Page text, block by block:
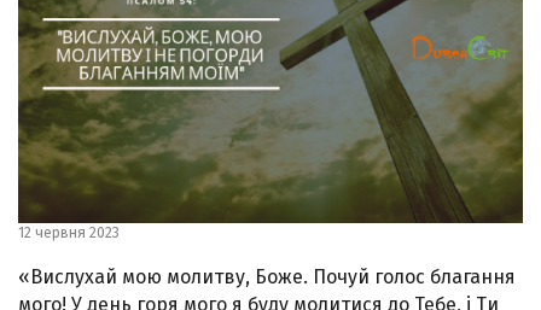
12 червня 2023
«Вислухай мою молитву, Боже. Почуй голос благання
мого! У день горя мого я буду молитися до Тебе, і Ти